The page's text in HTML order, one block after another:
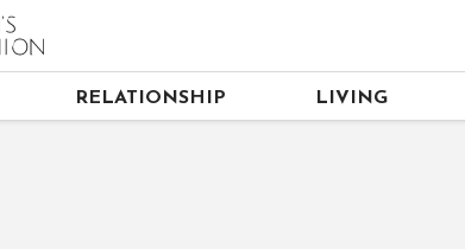
RELATIONSHIP LIVING